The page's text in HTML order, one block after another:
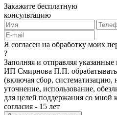
Закажите бесплатную
консультацию
Я согласен на обработку моих
?
Заполняя и отправляя
ИП Смирнова П.П.
(включая сбор, систематизацию,
уточнение, использование,
для целей поддержания со мной
согласия - 15 лет